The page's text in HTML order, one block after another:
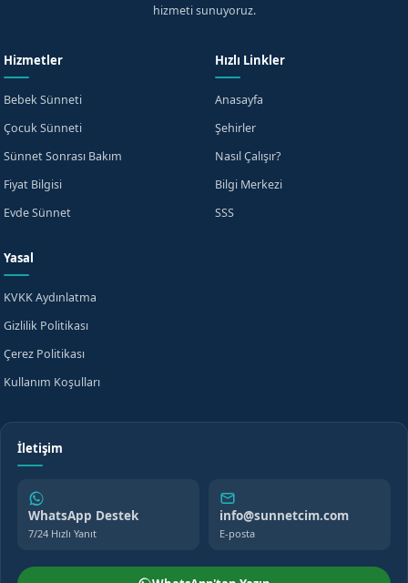
hizmeti sunuyoruz.
Hizmetler
Bebek Sünneti
Çocuk Sünneti
Sünnet Sonrası Bakım
Fiyat Bilgisi
Evde Sünnet
Hızlı Linkler
Anasayfa
Şehirler
Nasıl Çalışır?
Bilgi Merkezi
SSS
Yasal
KVKK Aydınlatma
Gizlilik Politikası
Çerez Politikası
Kullanım Koşulları
İletişim
WhatsApp Destek
7/24 Hızlı Yanıt
info@sunnetcim.com
E-posta